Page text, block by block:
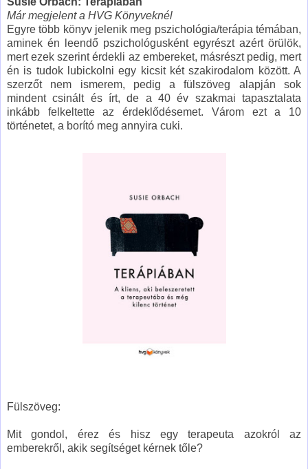
Már megjelent a HVG Könyveknél
Egyre több könyv jelenik meg pszichológia/terápia témában,
aminek én leendő pszichológusként egyrészt azért örülök,
mert ezek szerint érdekli az embereket, másrészt pedig, mert
én is tudok lubickolni egy kicsit két szakirodalom között. A
szerzőt nem ismerem, pedig a fülszöveg alapján sok
mindent csinált és írt, de a 40 év szakmai tapasztalata
inkább felkeltette az érdeklődésemet. Várom ezt a 10
történetet, a borító meg annyira cuki.
Fülszöveg:
Mit ​gondol, érez és hisz egy terapeuta azokról az
emberekről, akik segítséget kérnek tőle?